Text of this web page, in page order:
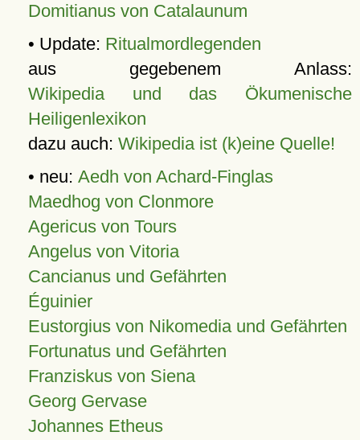
Domitianus von Catalaunum
• Update: Ritualmordlegenden
aus gegebenem Anlass:
Wikipedia und das Ökumenische
Heiligenlexikon
dazu auch: Wikipedia ist (k)eine Quelle!
• neu: Aedh von Achard-Finglas
Maedhog von Clonmore
Agericus von Tours
Angelus von Vitoria
Cancianus und Gefährten
Éguinier
Eustorgius von Nikomedia und Gefährten
Fortunatus und Gefährten
Franziskus von Siena
Georg Gervase
Johannes Etheus